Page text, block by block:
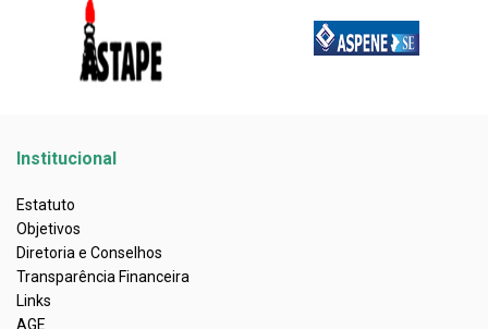
Institucional
Estatuto
Objetivos
Diretoria e Conselhos
Transparência Financeira
Links
AGE